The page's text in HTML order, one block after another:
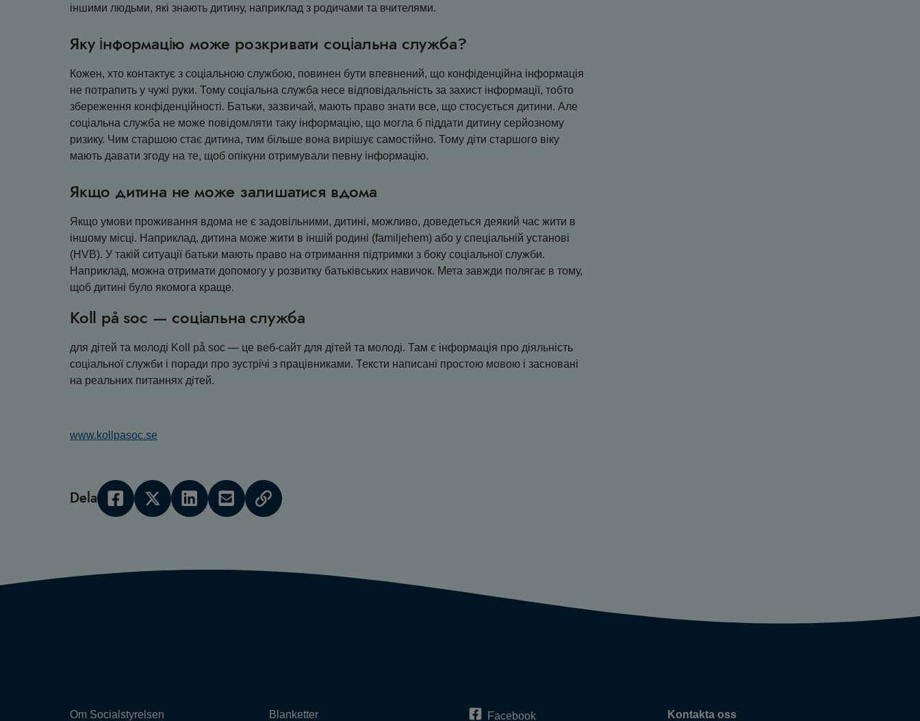
іншими людьми, які знають дитину, наприклад з родичами та вчителями.
Яку інформацію може розкривати соціальна служба?
Кожен, хто контактує з соціальною службою, повинен бути впевнений, що конфіденційна інформація
не потрапить у чужі руки. Тому соціальна служба несе відповідальність за захист інформації, тобто
збереження конфіденційності. Батьки, зазвичай, мають право знати все, що стосується дитини. Але
соціальна служба не може повідомляти таку інформацію, що могла б піддати дитину серйозному
ризику. Чим старшою стає дитина, тим більше вона вирішує самостійно. Тому діти старшого віку
мають давати згоду на те, щоб опікуни отримували певну інформацію.
Якщо дитина не може залишатися вдома
Якщо умови проживання вдома не є задовільними, дитині, можливо, доведеться деякий час жити в
іншому місці. Наприклад, дитина може жити в іншій родині (familjehem) або у спеціальній установі
(HVB). У такій ситуації батьки мають право на отримання підтримки з боку соціальної служби.
Наприклад, можна отримати допомогу у розвитку батьківських навичок. Мета завжди полягає в тому,
щоб дитині було якомога краще.
Koll på soc — соціальна служба
для дітей та молоді Koll på soc — це веб-сайт для дітей та молоді. Там є інформація про діяльність
соціальної служби і поради про зустрічі з працівниками. Тексти написані простою мовою і засновані
на реальних питаннях дітей.
www.kollpasoc.se
Dela
Om Socialstyrelsen Blanketter Facebook Kontakta oss